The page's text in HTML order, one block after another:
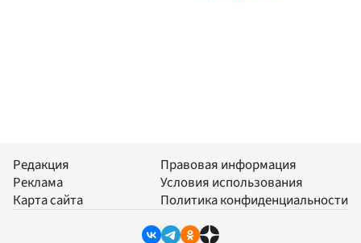
Редакция
Реклама
Карта сайта
Правовая информация
Условия использования
Политика конфиденциальности